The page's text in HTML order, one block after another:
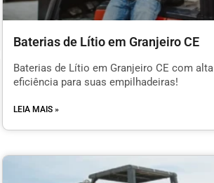
Baterias de Lítio em Granjeiro CE
Baterias de Lítio em Granjeiro CE com alta
eficiência para suas empilhadeiras!
LEIA MAIS »